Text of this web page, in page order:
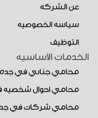
عن الشركة
سياسة الخصوصية
التوظيف
الخدمات الأساسية
محامي جنائي في جدة
محامي أحوال شخصية
محامي شركات في